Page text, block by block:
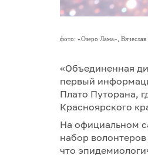
фото: «Озеро Лама»,
«Объединенная
первый
Плато Путорана,
Красноярского
На официальном
набор
что